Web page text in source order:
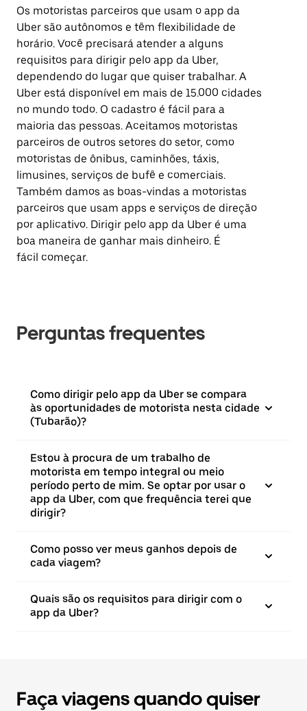
Os motoristas parceiros que usam o app da
Uber são autônomos e têm flexibilidade de
horário. Você precisará atender a alguns
requisitos para dirigir pelo app da Uber,
dependendo do lugar que quiser trabalhar. A
Uber está disponível em mais de 15.000 cidades
no mundo todo. O cadastro é fácil para a
maioria das pessoas. Aceitamos motoristas
parceiros de outros setores do setor, como
motoristas de ônibus, caminhões, táxis,
limusines, serviços de bufê e comerciais.
Também damos as boas-vindas a motoristas
parceiros que usam apps e serviços de direção
por aplicativo. Dirigir pelo app da Uber é uma
boa maneira de ganhar mais dinheiro. É
fácil começar.
Perguntas frequentes
Como dirigir pelo app da Uber se compara
às oportunidades de motorista nesta cidade
(Tubarão)?
Estou à procura de um trabalho de
motorista em tempo integral ou meio
período perto de mim. Se optar por usar o
app da Uber, com que frequência terei que
dirigir?
Como posso ver meus ganhos depois de
cada viagem?
Quais são os requisitos para dirigir com o
app da Uber?
Faça viagens quando quiser